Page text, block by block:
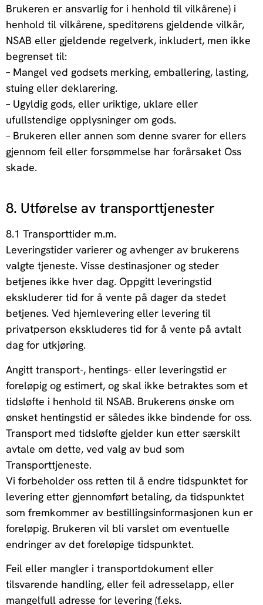
Brukeren er ansvarlig for i henhold til vilkårene) i
henhold til vilkårene, speditørens gjeldende vilkår,
NSAB eller gjeldende regelverk, inkludert, men ikke
begrenset til:
– Mangel ved godsets merking, emballering, lasting,
stuing eller deklarering.
– Ugyldig gods, eller uriktige, uklare eller
ufullstendige opplysninger om gods.
– Brukeren eller annen som denne svarer for ellers
gjennom feil eller forsømmelse har forårsaket Oss
skade.
8. Utførelse av transporttjenester
8.1 Transporttider m.m.
Leveringstider varierer og avhenger av brukerens
valgte tjeneste. Visse destinasjoner og steder
betjenes ikke hver dag. Oppgitt leveringstid
ekskluderer tid for å vente på dager da stedet
betjenes. Ved hjemlevering eller levering til
privatperson ekskluderes tid for å vente på avtalt
dag for utkjøring.
Angitt transport-, hentings- eller leveringstid er
foreløpig og estimert, og skal ikke betraktes som et
tidsløfte i henhold til NSAB. Brukerens ønske om
ønsket hentingstid er således ikke bindende for oss.
Transport med tidsløfte gjelder kun etter særskilt
avtale om dette, ved valg av bud som
Transporttjeneste.
Vi forbeholder oss retten til å endre tidspunktet for
levering etter gjennomført betaling, da tidspunktet
som fremkommer av bestillingsinformasjonen kun er
foreløpig. Brukeren vil bli varslet om eventuelle
endringer av det foreløpige tidspunktet.
Feil eller mangler i transportdokument eller
tilsvarende handling, eller feil adresselapp, eller
mangelfull adresse for levering (f.eks.